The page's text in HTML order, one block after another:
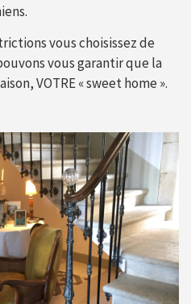
vous choisissez de
vous garantir que la
VOTRE « sweet home ».